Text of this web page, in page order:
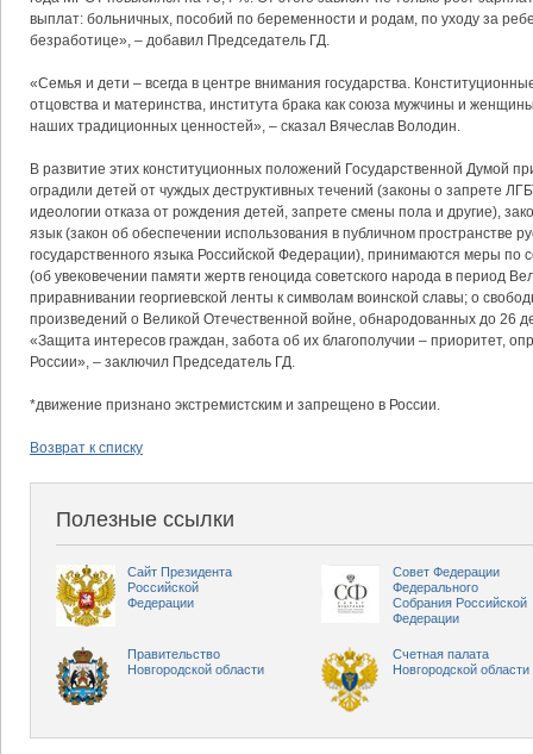
выплат: больничных, пособий по беременности и родам, по уходу за
безработице», – добавил Председатель ГД.
«Семья и дети – всегда в центре внимания государства.
отцовства и материнства, института брака как союза мужчины и
наших традиционных ценностей», – сказал Вячеслав Володин.
В развитие этих конституционных положений Государственной Думой
оградили детей от чуждых деструктивных течений (законы о запрете
идеологии отказа от рождения детей, запрете смены пола и другие),
язык (закон об обеспечении использования в публичном пространстве
государственного языка Российской Федерации), принимаются меры по
(об увековечении памяти жертв геноцида советского народа в период
приравнивании георгиевской ленты к символам воинской славы; о
произведений о Великой Отечественной войне, обнародованных до 26
«Защита интересов граждан, забота об их благополучии – приоритет,
России», – заключил Председатель ГД.
*движение признано экстремистским и запрещено в России.
Возврат к списку
Полезные ссылки
Сайт Президента
Российской
Федерации
Совет Федерации
Федерального
Собрания Российской
Федерации
Правительство
Новгородской области
Счетная палата
Новгородской области